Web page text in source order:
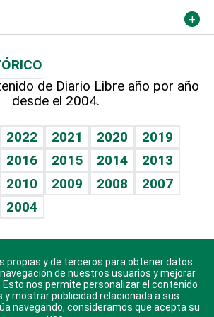
de Diario Libre año por año
desde el 2004.
2022 2021 2020
2019
2016 2015 2014
2013
2010 2009 2008
2007
2004
aplicaciones para Android, iOS y
sistema Huawei.
propias y de terceros para obtener datos
de nuestros usuarios y mejorar
nos permite personalizar el contenido
y mostrar publicidad relacionada a sus
navegando, consideramos que acepta su